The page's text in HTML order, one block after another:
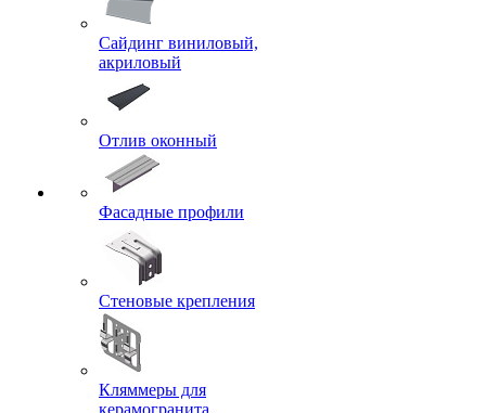
Сайдинг виниловый,
акриловый
Отлив оконный
Фасадные профили
Стеновые крепления
Кляммеры для
керамогранита